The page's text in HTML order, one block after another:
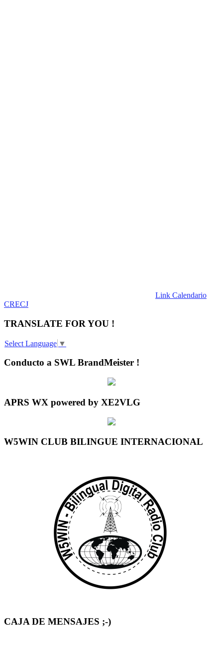
Link Calendario
CRECJ
TRANSLATE FOR YOU !
Select Language ▼
Conducto a SWL BrandMeister !
APRS WX powered by XE2VLG
W5WIN CLUB BILINGUE INTERNACIONAL
CAJA DE MENSAJES ;-)